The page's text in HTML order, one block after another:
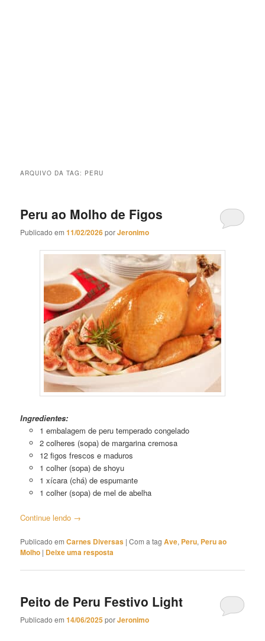
ARQUIVO DA TAG: PERU
Peru ao Molho de Figos
Publicado em11/02/2026porJeronimo
Ingredientes:
1 embalagem de peru temperado congelado
2 colheres (sopa) de margarina cremosa
12 figos frescos e maduros
1 colher (sopa) de shoyu
1 xícara (chá) de espumante
1 colher (sopa) de mel de abelha
Continue lendo →
Publicado em Carnes Diversas |Com a tagAve, Peru, Peru ao
Molho | Deixe uma resposta
Peito de Peru Festivo Light
Publicado em14/06/2025porJeronimo